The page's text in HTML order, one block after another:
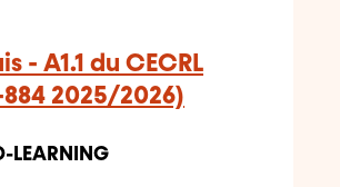
- A1.1 du CECRL
884 2025/2026)
LEARNING